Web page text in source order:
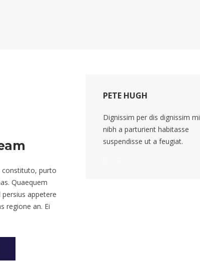
constituto, purto
Quaequem
appetere
regione an. Ei
PETE HUGH
Dignissim per dis dignissim mi
nibh a parturient habitasse
suspendisse ut a feugiat.